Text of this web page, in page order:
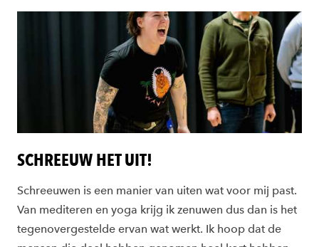
SCHREEUW HET UIT!
Schreeuwen is een manier van uiten wat voor mij past.
Van mediteren en yoga krijg ik zenuwen dus dan is het
tegenovergestelde ervan wat werkt. Ik hoop dat de